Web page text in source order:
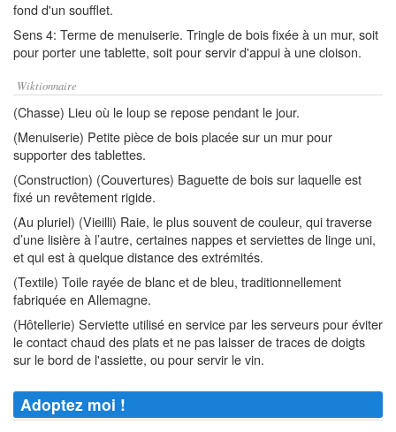
fond d'un soufflet.
Sens 4: Terme de menuiserie. Tringle de bois fixée à un mur, soit
pour porter une tablette, soit pour servir d'appui à une cloison.
Wiktionnaire
(Chasse) Lieu où le loup se repose pendant le jour.
(Menuiserie) Petite pièce de bois placée sur un mur pour
supporter des tablettes.
(Construction) (Couvertures) Baguette de bois sur laquelle est
fixé un revêtement rigide.
(Au pluriel) (Vieilli) Raie, le plus souvent de couleur, qui traverse
d’une lisière à l’autre, certaines nappes et serviettes de linge uni,
et qui est à quelque distance des extrémités.
(Textile) Toile rayée de blanc et de bleu, traditionnellement
fabriquée en Allemagne.
(Hôtellerie) Serviette utilisé en service par les serveurs pour éviter
le contact chaud des plats et ne pas laisser de traces de doigts
sur le bord de l'assiette, ou pour servir le vin.
Adoptez moi !